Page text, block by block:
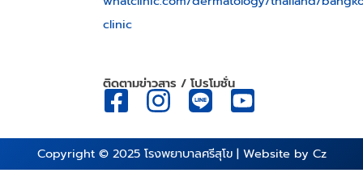
clinic
ติดตามข่าวสาร / โปรโมชั่น
Copyright © 2025 โรงพยาบาลศรีสุโข| Website by Cz